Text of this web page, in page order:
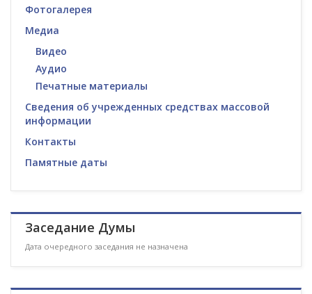
Фотогалерея
Медиа
Видео
Аудио
Печатные материалы
Сведения об учрежденных средствах массовой
информации
Контакты
Памятные даты
Заседание Думы
Дата очередного заседания не назначена